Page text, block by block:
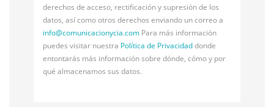
derechos de acceso, rectificación y supresión de los
datos, así como otros derechos enviando un correo a
info@comunicacionycia.com Para más información
puedes visitar nuestra Política de Privacidaddonde
entontarás más información sobre dónde, cómo y por
qué almacenamos sus datos.